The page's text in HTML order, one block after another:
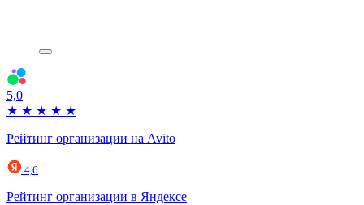
5,0
★ ★ ★ ★ ★
Рейтинг организации на Avito
4,6
Рейтинг организации в Яндексе